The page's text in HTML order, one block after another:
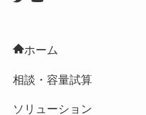
ホーム
相談・容量試算
ソリューション